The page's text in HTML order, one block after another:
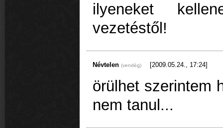
ilyeneket
vezetéstől!
Névtelen (vendég) [2009.05.24., 17:24]
örülhet szerintem
nem tanul...